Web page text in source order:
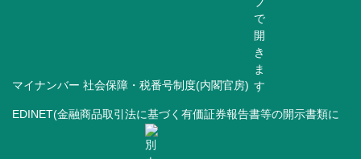
マイナンバー 社会保障・税番号制度(内閣官房)
EDINET(金融商品取引法に基づく有価証券報告書等の開示書類に